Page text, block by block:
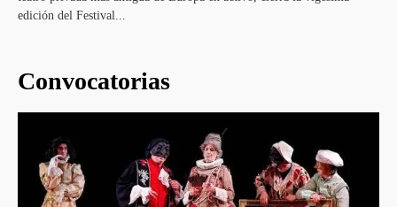
edición del Festival...
Convocatorias